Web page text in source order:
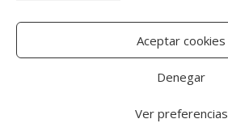
Aceptar cookies
Denegar
Ver preferencias
lifestyle
manualidades-diy